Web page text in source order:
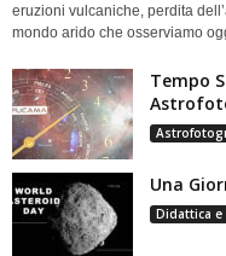
eruzioni vulcaniche, perdita
mondo arido che osserviamo
Tempo
Una
Didattica